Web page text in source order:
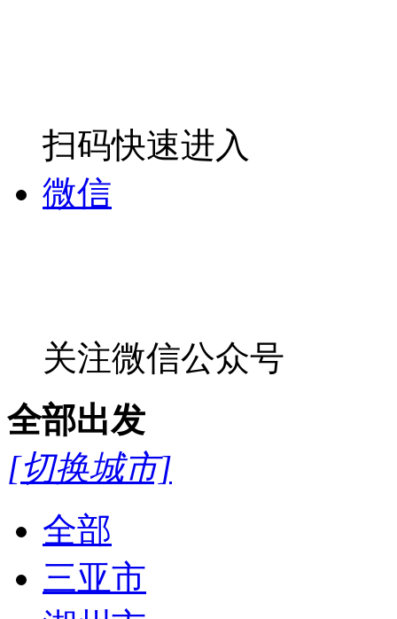
扫码快速进入
微信
关注微信公众号
全部出发
[切换城市]
全部
三亚市